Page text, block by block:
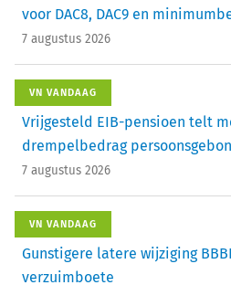
voor DAC8, DAC9 en
7 augustus 2026
VN VANDAAG
Vrijgesteld EIB-pensioen telt
drempelbedrag
7 augustus 2026
VN VANDAAG
Gunstigere latere wijziging
verzuimboete